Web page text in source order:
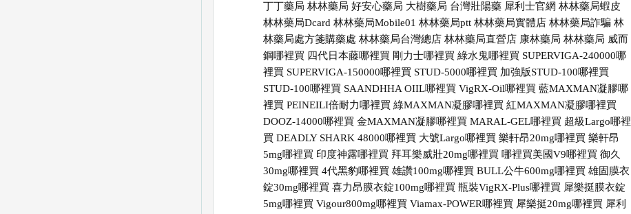
丁丁藥局 林林藥局 好安心藥局 大樹藥局 台灣壯陽藥 犀利士官網 林林藥局蝦皮
林林藥局Dcard 林林藥局Mobile01 林林藥局ptt 林林藥局實體店 林林藥局詐騙 林
林藥局處方箋購藥處 林林藥局台灣總店 林林藥局直營店 康林藥局 林林藥局 威而
鋼哪裡買 四代日本藤哪裡買 剛力士哪裡買 綠水鬼哪裡買 SUPERVIGA-240000哪
裡買 SUPERVIGA-150000哪裡買 STUD-5000哪裡買 加強版STUD-100哪裡買
STUD-100哪裡買 SAANDHHA OIIL哪裡買 VigRX-Oil哪裡買 藍MAXMAN凝膠哪
裡買 PEINEILI倍耐力哪裡買 綠MAXMAN凝膠哪裡買 紅MAXMAN凝膠哪裡買
DOOZ-14000哪裡買 金MAXMAN凝膠哪裡買 MARAL-GEL哪裡買 超級Largo哪裡
買 DEADLY SHARK 48000哪裡買 大號Largo哪裡買 樂軒昂20mg哪裡買 樂軒昂
5mg哪裡買 印度神露哪裡買 拜耳樂威壯20mg哪裡買 哪裡買美國V9哪裡買 御久
30mg哪裡買 4代黑豹哪裡買 雄讚100mg哪裡買 BULL公牛600mg哪裡買 雄固膜衣
錠30mg哪裡買 喜力昂膜衣錠100mg哪裡買 瓶裝VigRX-Plus哪裡買 犀樂挺膜衣錠
5mg哪裡買 Vigour800mg哪裡買 Viamax-POWER哪裡買 犀樂挺20mg哪裡買 犀利